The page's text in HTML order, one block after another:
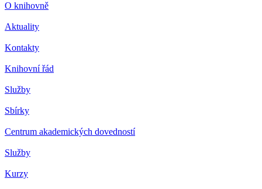
O knihovně
Aktuality
Kontakty
Knihovní řád
Služby
Sbírky
Centrum akademických dovedností
Služby
Kurzy